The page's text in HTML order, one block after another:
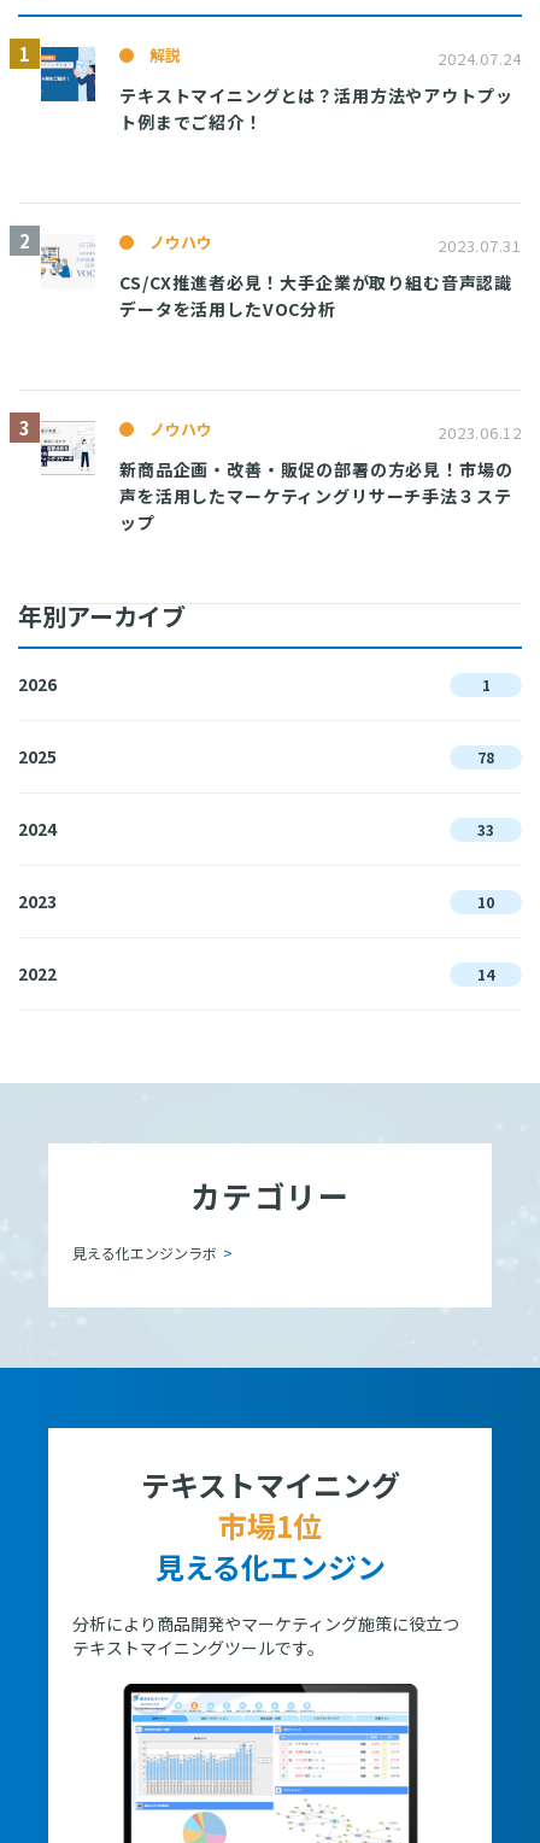
解説 2024.07.24
テキストマイニングとは？活用方法やアウトプッ
ト例までご紹介！
ノウハウ 2023.07.31
CS/CX推進者必見！大手企業が取り組む音声認識
データを活用したVOC分析
ノウハウ 2023.06.12
新商品企画・改善・販促の部署の方必見！市場の
声を活用したマーケティングリサーチ手法３ステ
ップ
年別アーカイブ
2026 1
2025 78
2024 33
2023 10
2022 14
カテゴリー
見える化エンジンラボ
テキストマイニング
市場1位
見える化エンジン
分析により商品開発やマーケティング施策に役立つ
テキストマイニングツールです。